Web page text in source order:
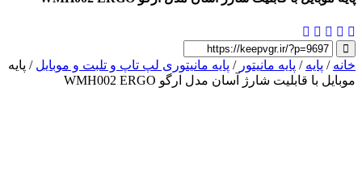
خانه / پایه / پایه مانیتور / پایه مانیتوری لپ تاپ و تلبت و موبایل / پایه
موبایل با قابلیت شارژ آسان مدل ارگو WMH002 ERGO